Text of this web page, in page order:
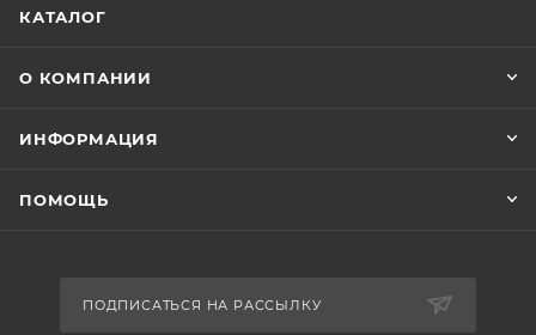
КАТАЛОГ
О КОМПАНИИ
ИНФОРМАЦИЯ
ПОМОЩЬ
ПОДПИСАТЬСЯ НА РАССЫЛКУ